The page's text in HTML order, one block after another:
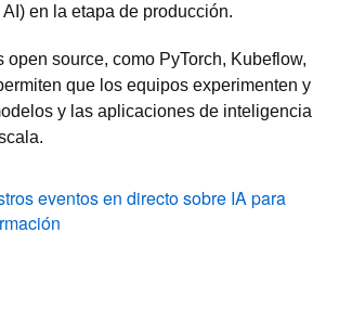
en la etapa de producción.
open source, como PyTorch, Kubeflow,
que los equipos experimenten y
y las aplicaciones de inteligencia
eventos en directo sobre IA para